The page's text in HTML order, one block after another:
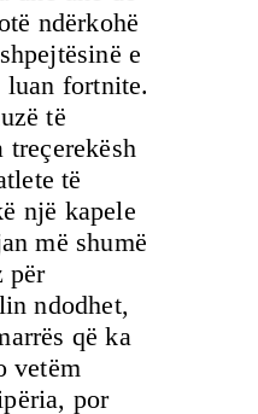
ndërkohë
e
luan fortnite.
të
treçerekësh
të
një kapele
më shumë
për
ndodhet,
që ka
vetëm
por